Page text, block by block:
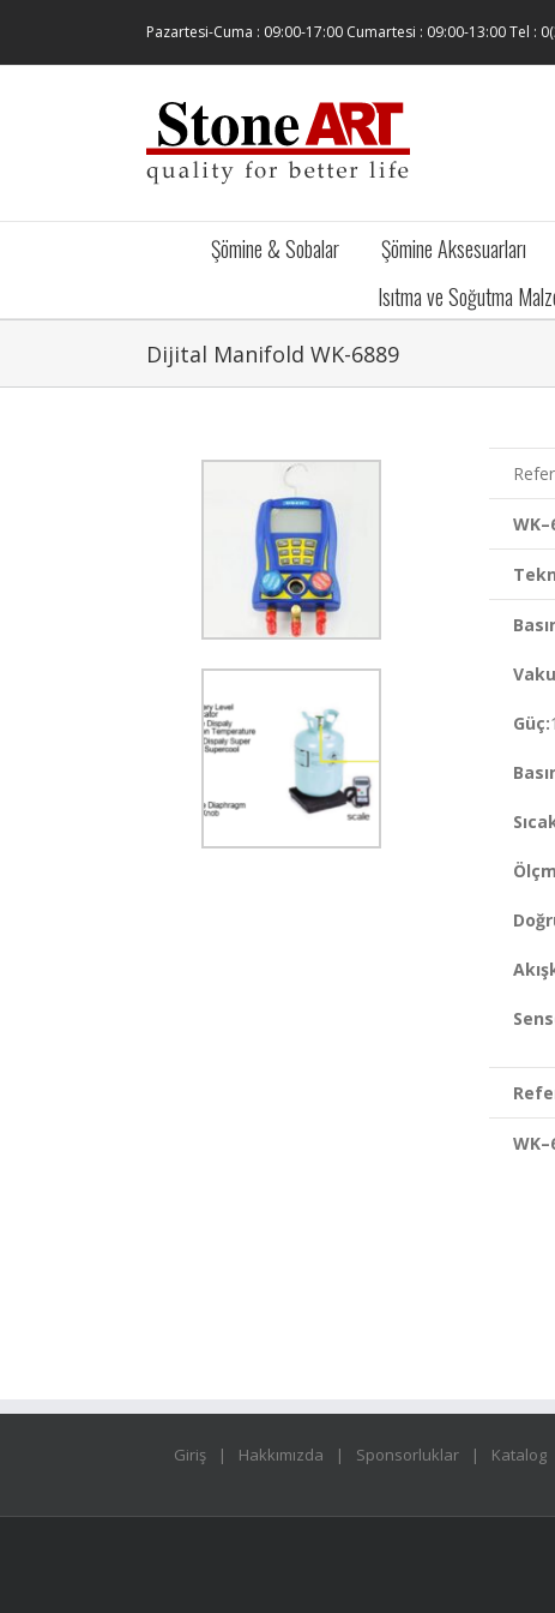
content
Pazartesi-Cuma : 09:00-17:00 Cumartesi : 09:00-13:00 Tel :
Şömine & Sobalar Şömine Aksesuarları
Isıtma ve Soğutma
Dijital Manifold WK-6889
WK–
Güç:
WK–
Giriş Hakkımızda Sponsorluklar Katalog